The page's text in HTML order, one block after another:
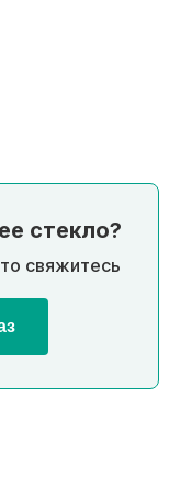
стекло?
свяжитесь